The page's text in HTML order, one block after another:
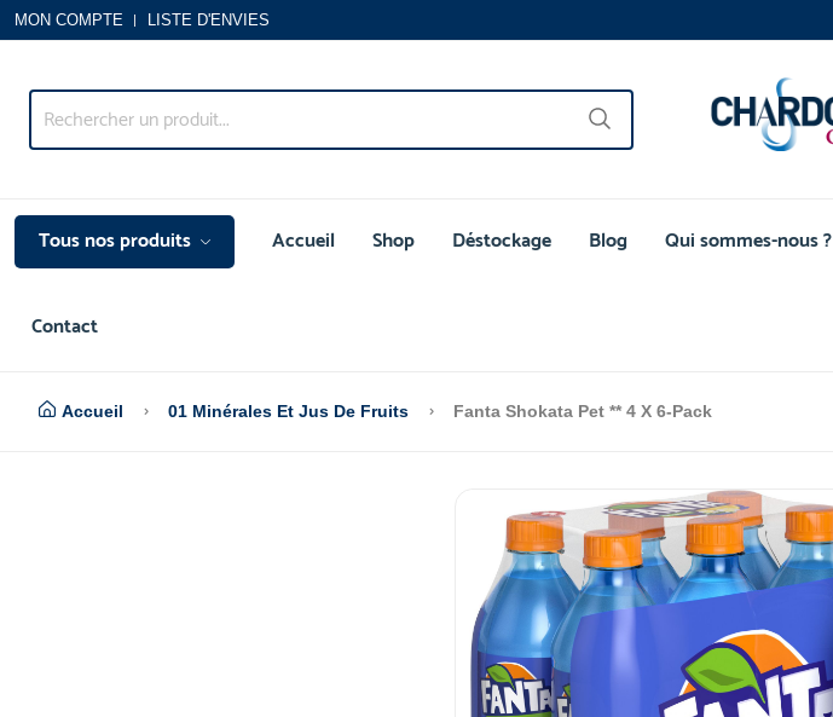
MON COMPTE LISTE D'ENVIES
Tous nos produits Accueil Shop Déstockage Blog Qui sommes-nous ?
Contact
Accueil 01 Minérales Et Jus De Fruits Fanta Shokata Pet ** 4 X 6-Pack